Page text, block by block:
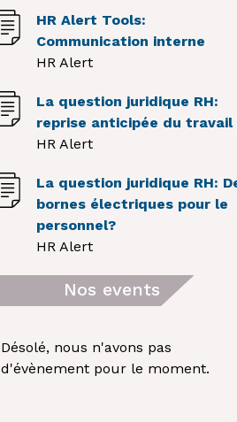
HR Alert Tools:
Communication interne
HR Alert
La question juridique RH:
reprise anticipée du travail
HR Alert
La question juridique RH:
bornes électriques pour le
personnel?
HR Alert
Nos events
Désolé, nous n'avons pas
d'évènement pour le moment.